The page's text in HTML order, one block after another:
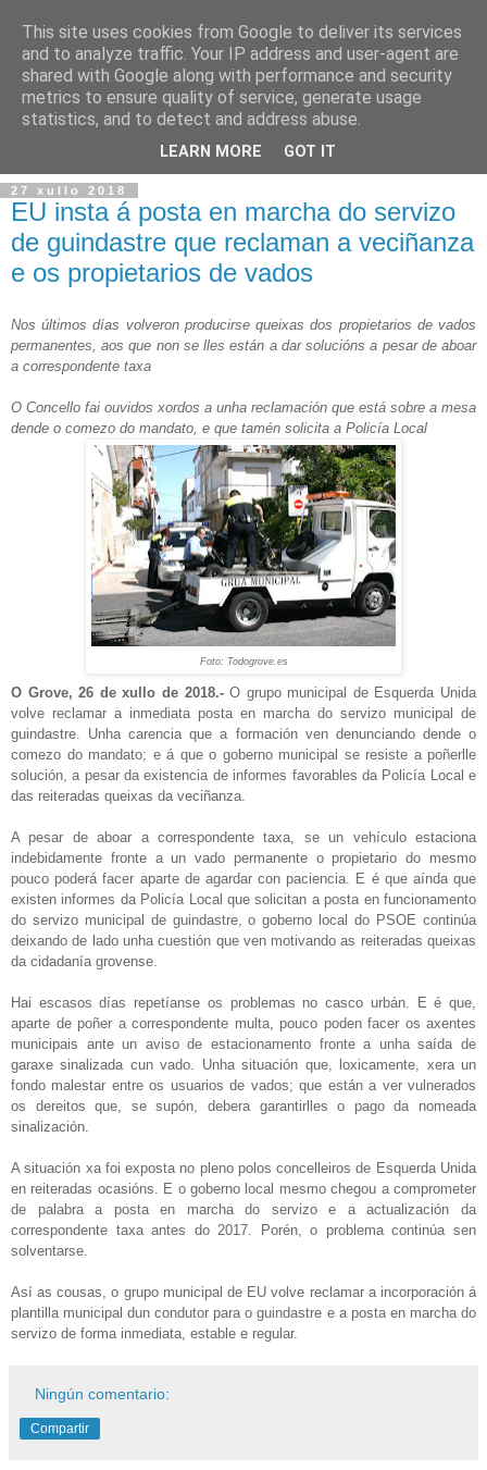
27 xullo 2018
EU insta á posta en marcha do servizo
de guindastre que reclaman a veciñanza
e os propietarios de vados
Nos últimos días volveron producirse queixas dos propietarios de vados
permanentes, aos que non se lles están a dar solucións a pesar de aboar
a correspondente taxa
O Concello fai ouvidos xordos a unha reclamación que está sobre a mesa
dende o comezo do mandato, e que tamén solicita a Policía Local
Foto: Todogrove.es
O Grove, 26 de xullo de 2018.-O grupo municipal de Esquerda Unida
volve reclamar a inmediata posta en marcha do servizo municipal de
guindastre. Unha carencia que a formación ven denunciando dende o
comezo do mandato; e á que o goberno municipal se resiste a poñerlle
solución, a pesar da existencia de informes favorables da Policía Local e
das reiteradas queixas da veciñanza.
A pesar de aboar a correspondente taxa, se un vehículo estaciona
indebidamente fronte a un vado permanente o propietario do mesmo
pouco poderá facer aparte de agardar con paciencia. E é que aínda que
existen informes da Policía Local que solicitan a posta en funcionamento
do servizo municipal de guindastre, o goberno local do PSOE continúa
deixando de lado unha cuestión que ven motivando as reiteradas queixas
da cidadanía grovense.
Hai escasos días repetíanse os problemas no casco urbán. E é que,
aparte de poñer a correspondente multa, pouco poden facer os axentes
municipais ante un aviso de estacionamento fronte a unha saída de
garaxe sinalizada cun vado. Unha situación que, loxicamente, xera un
fondo malestar entre os usuarios de vados; que están a ver vulnerados
os dereitos que, se supón, debera garantirlles o pago da nomeada
sinalización.
A situación xa foi exposta no pleno polos concelleiros de Esquerda Unida
en reiteradas ocasións. E o goberno local mesmo chegou a comprometer
de palabra a posta en marcha do servizo e a actualización da
correspondente taxa antes do 2017. Porén, o problema continúa sen
solventarse.
Así as cousas, o grupo municipal de EU volve reclamar a incorporación á
plantilla municipal dun condutor para o guindastre e a posta en marcha do
servizo de forma inmediata, estable e regular.
Ningún comentario:
Compartir
This site uses cookies from Google to deliver its services
and to analyze traffic. Your IP address and user-agent are
shared with Google along with performance and security
metrics to ensure quality of service, generate usage
statistics, and to detect and address abuse.
LEARN MORE GOT IT